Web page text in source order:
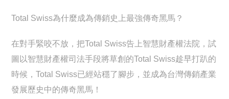
Total Swiss為什麼成為傳銷史上最強傳奇黑馬？
在對手緊咬不放，把Total Swiss告上智慧財產權法院，試
圖以智慧財產權司法手段將草創的Total Swiss趁早打趴的
時候，Total Swiss已經站穩了腳步，並成為台灣傳銷產業
發展歷史中的傳奇黑馬！